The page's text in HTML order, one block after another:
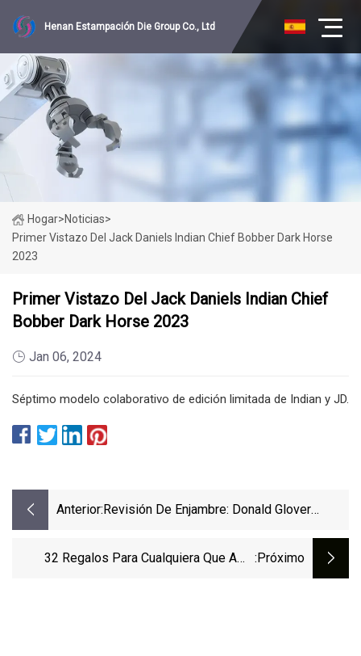
Henan Estampación Die Group Co., Ltd
Hogar>Noticias>
Primer Vistazo Del Jack Daniels Indian Chief Bobber Dark Horse
2023
Primer Vistazo Del Jack Daniels Indian Chief
Bobber Dark Horse 2023
Jan 06, 2024
Séptimo modelo colaborativo de edición limitada de Indian y JD.
Anterior: Revisión De Enjambre: Donald Glover
32 Regalos Para Cualquiera Que Ame :próximo